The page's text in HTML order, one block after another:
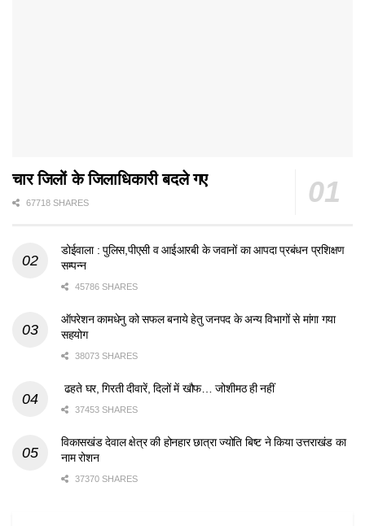
चार जिलों के जिलाधिकारी बदले गए
67718 SHARES
डोईवाला : पुलिस,पीएसी व आईआरबी के जवानों का आपदा प्रबंधन प्रशिक्षण
सम्पन्न
45786 SHARES
ऑपरेशन कामधेनु को सफल बनाये हेतु जनपद के अन्य विभागों से मांगा गया
सहयोग
38073 SHARES
ढहते घर, गिरती दीवारें, दिलों में खौफ… जोशीमठ ही नहीं
37453 SHARES
विकासखंड देवाल क्षेत्र की होनहार छात्रा ज्योति बिष्ट ने किया उत्तराखंड का
नाम रोशन
37370 SHARES